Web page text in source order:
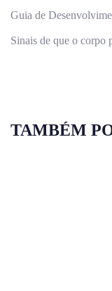
Guia de
Sinais de que o corpo
TAMBÉM